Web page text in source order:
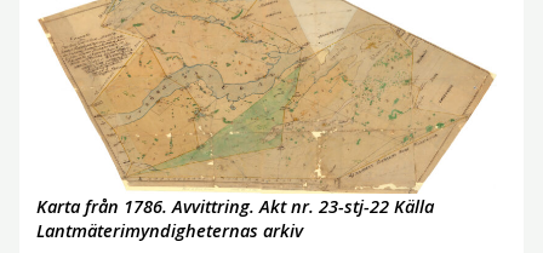
Karta från 1786. Avvittring. Akt nr. 23-stj-22 Källa
Lantmäterimyndigheternas arkiv